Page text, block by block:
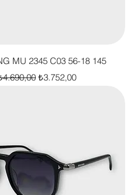
MU 2345 C03 56-18 145
Fiyatİndirimli Fiyat
₺3.752,00